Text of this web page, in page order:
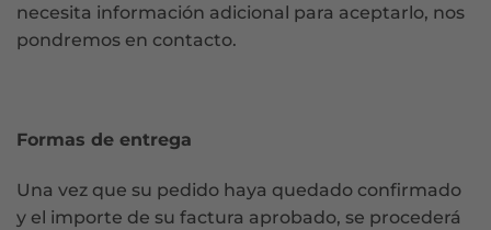
necesita información adicional para aceptarlo, nos
pondremos en contacto.
Formas de entrega
Una vez que su pedido haya quedado confirmado
y el importe de su factura aprobado, se procederá